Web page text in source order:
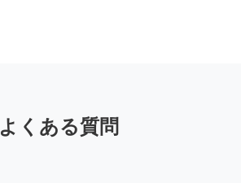
よくある質問